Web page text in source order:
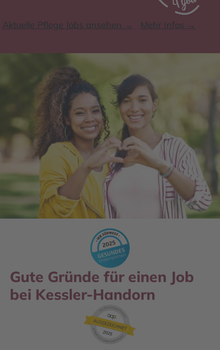
Aktuelle Pflege Jobs ansehen → Mehr Infos →
Gute Gründe für einen Job
bei Kessler-Handorn